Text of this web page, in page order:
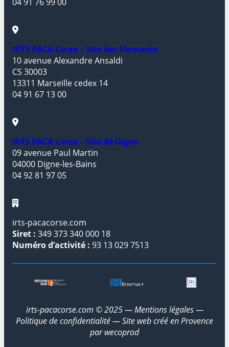
04 91 76 99 00
IRTS PACA Corse – Site des Flamants
10 avenue Alexandre Ansaldi
CS 30003
13311 Marseille cedex 14
04 91 67 13 00
IRTS PACA Corse – Site de Digne
09 avenue Paul Martin
04000 Digne-les-Bains
04 92 81 97 05
irts-pacacorse.com
Siret : 349 373 340 000 18
Numéro d’activité : 93 13 029 7513
irts-pacacorse.com © 2025 —Mentions légales—
Politique de confidentialité— Site web créé en Provence
parwecoprod